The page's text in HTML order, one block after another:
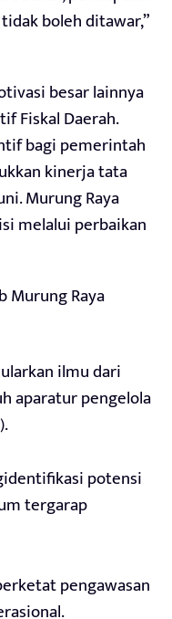
boleh ditawar,”
besar lainnya
Fiskal Daerah.
bagi pemerintah
kinerja tata
Murung Raya
melalui perbaikan
Murung Raya
ilmu dari
aparatur pengelola
potensi
tergarap
pengawasan